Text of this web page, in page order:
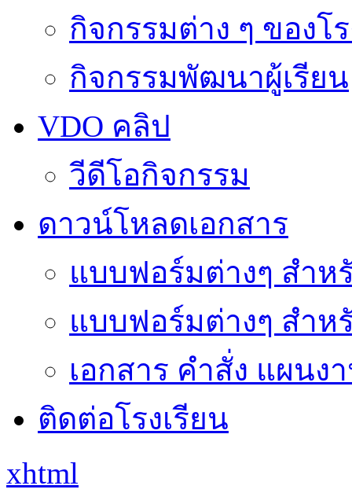
กิจกรรมต่าง ๆ ของโ
กิจกรรมพัฒนาผู้เรียน
VDO คลิป
วีดีโอกิจกรรม
ดาวน์โหลดเอกสาร
แบบฟอร์มต่างๆ สำห
แบบฟอร์มต่างๆ สำห
เอกสาร คำสั่ง แผนง
ติดต่อโรงเรียน
xhtml